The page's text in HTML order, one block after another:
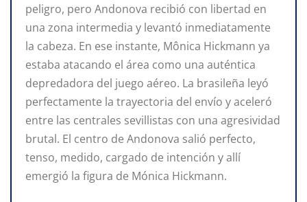
peligro, pero Andonova recibió con libertad en
una zona intermedia y levantó inmediatamente
la cabeza. En ese instante, Mônica Hickmann ya
estaba atacando el área como una auténtica
depredadora del juego aéreo. La brasileña leyó
perfectamente la trayectoria del envío y aceleró
entre las centrales sevillistas con una agresividad
brutal. El centro de Andonova salió perfecto,
tenso, medido, cargado de intención y allí
emergió la figura de Mónica Hickmann.